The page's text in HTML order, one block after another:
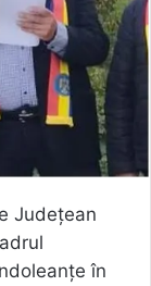
Județean
în